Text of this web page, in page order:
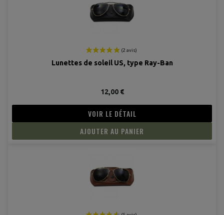
(2 avis)
Lunettes de soleil US, type Ray-Ban
12,00 €
VOIR LE DÉTAIL
AJOUTER AU PANIER